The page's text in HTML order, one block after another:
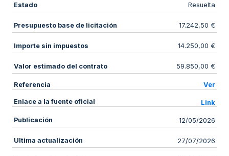
Estado Resuelta
Presupuesto base de licitación 17.242,50 €
Importe sin impuestos 14.250,00 €
Valor estimado del contrato 59.850,00 €
Referencia Ver
Enlace a la fuente oficial Link
Publicación 12/05/2026
Ultima actualización 27/07/2026